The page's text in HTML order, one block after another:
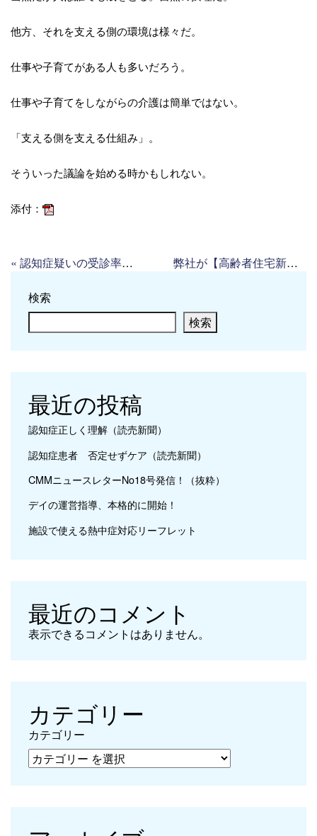
他方、それを支える側の環境は様々だ。
仕事や子育てがある人も多いだろう。
仕事や子育てをしながらの介護は簡単ではない。
「支える側を支える仕組み」。
そういった議論を始める時かもしれない。
添付：
« 認知症疑いの受診率７％（読売新聞） 弊社が【高齢者住宅新聞】に紹介されました
検索
検索
最近の投稿
認知症正しく理解（読売新聞）
認知症患者 否定せずケア（読売新聞）
CMMニュースレターNo18号発信！（抜粋）
デイの運営指導、本格的に開始！
施設で使える熱中症対応リーフレット
最近のコメント
表示できるコメントはありません。
カテゴリー
カテゴリー